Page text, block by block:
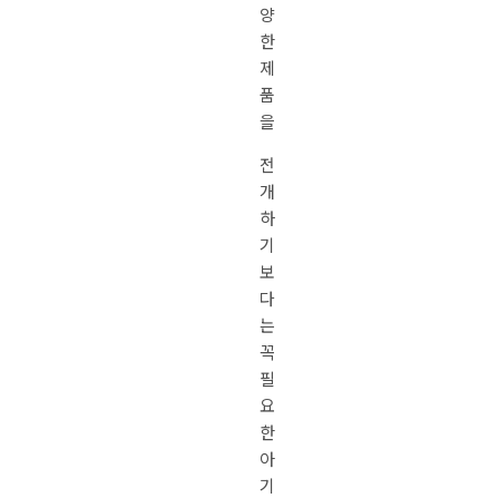
양
한
제
품
을
전
개
하
기
보
다
는
꼭
필
요
한
아
기